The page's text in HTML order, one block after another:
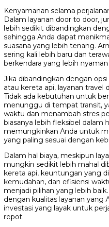
Kenyamanan selama
Dalam layanan door to door,
lebih sedikit dibandingkan
sehingga Anda dapat
suasana yang lebih tenang.
sering kali lebih baru dan
berkendara yang lebih
Jika dibandingkan dengan
atau kereta api, layanan travel
Tidak ada kebutuhan untuk
menunggu di tempat transit,
waktu dan menambah stres
biasanya lebih fleksibel dalam
memungkinkan Anda untuk
yang paling sesuai dengan
Dalam hal biaya, meskipun
mungkin sedikit lebih mahal
kereta api, keuntungan yang
kemudahan, dan efisiensi
menjadi pilihan yang lebih
dengan kualitas layanan yang
investasi yang layak untuk
repot.